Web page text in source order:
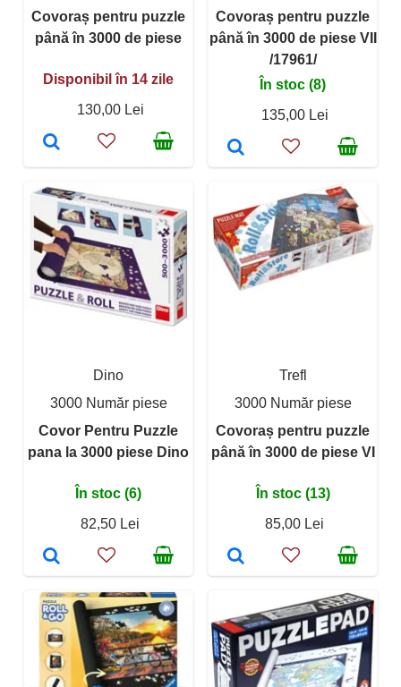
Covoraș pentru puzzle
până în 3000 de piese
Disponibil în 14 zile
130,00 Lei
Covoraș pentru puzzle
până în 3000 de piese VII
/17961/
În stoc (8)
135,00 Lei
Dino
3000 Număr piese
Covor Pentru Puzzle
pana la 3000 piese Dino
În stoc (6)
82,50 Lei
Trefl
3000 Număr piese
Covoraș pentru puzzle
până în 3000 de piese VI
În stoc (13)
85,00 Lei